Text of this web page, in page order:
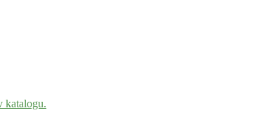
katalogu.